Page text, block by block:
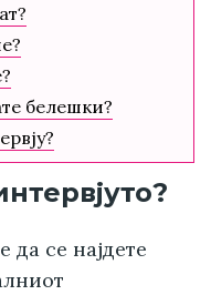
белешки?
да се најдете